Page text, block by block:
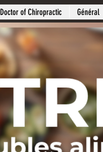
Doctor of Chiropractic Général